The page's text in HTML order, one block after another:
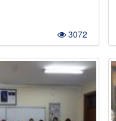
3072